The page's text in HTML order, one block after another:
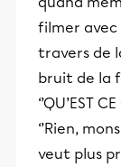
filmer avec
travers de
bruit de la
‘’QU’EST
‘’Rien,
veut plus